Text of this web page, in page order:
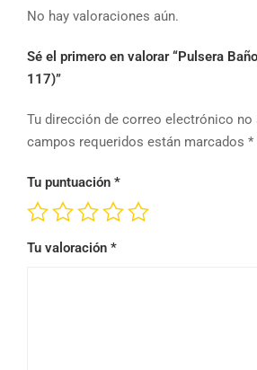
No hay valoraciones aún.
Sé el primero en valorar “Pulsera
117)”
Tu dirección de correo electrónico no
campos requeridos están marcados *
Tu puntuación *
Tu valoración *